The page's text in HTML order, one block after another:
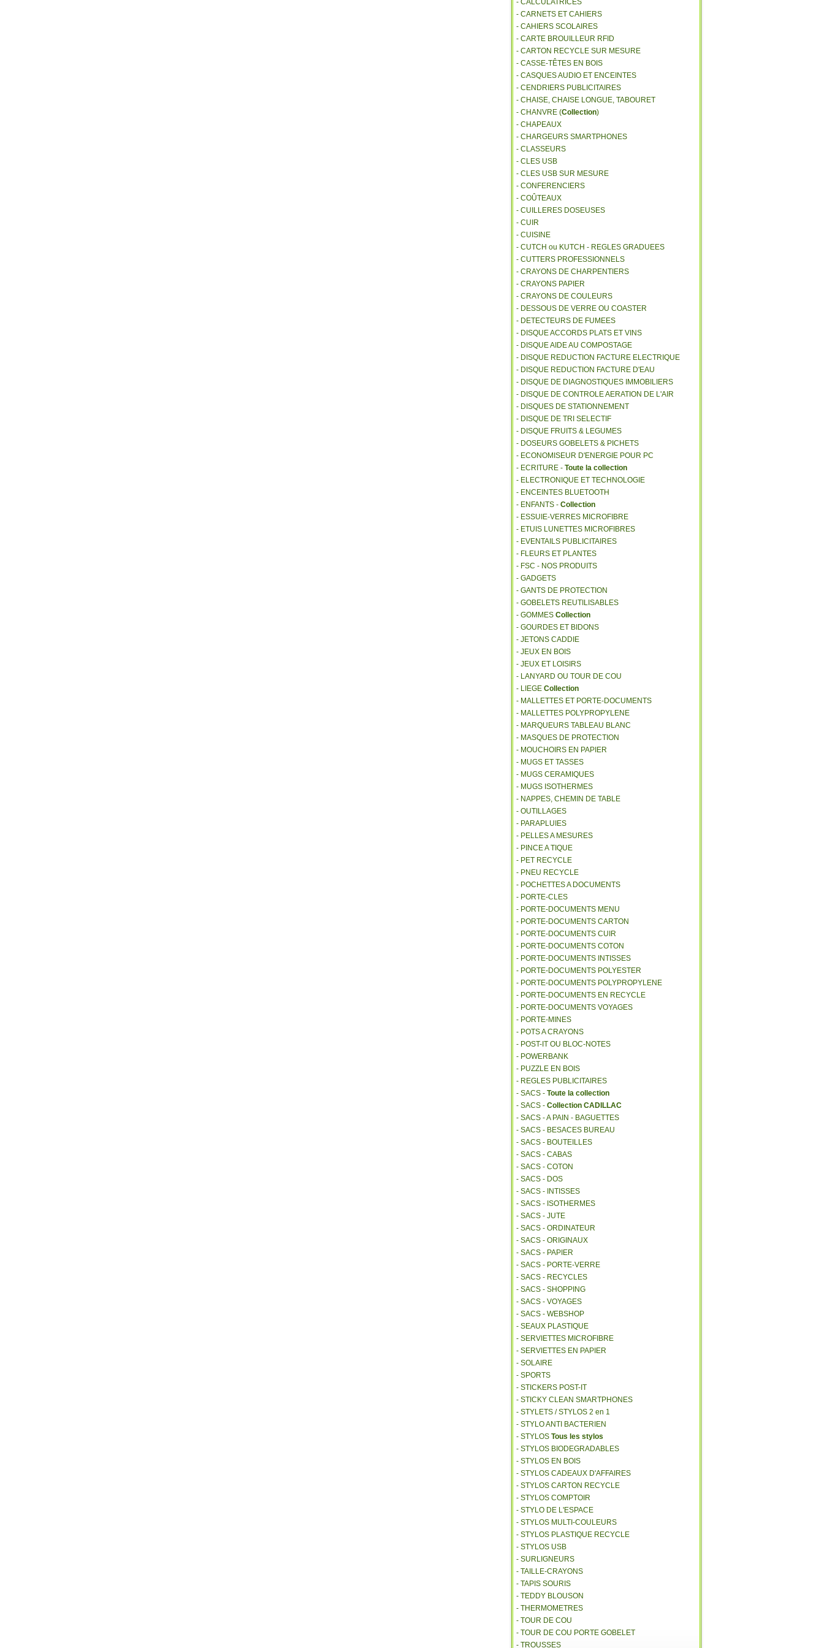
- CALCULATRICES
- CARNETS ET CAHIERS
- CAHIERS SCOLAIRES
- CARTE BROUILLEUR RFID
- CARTON RECYCLE SUR MESURE
- CASSE-TÊTES EN BOIS
- CASQUES AUDIO ET ENCEINTES
- CENDRIERS PUBLICITAIRES
- CHAISE, CHAISE LONGUE, TABOURET
- CHANVRE (Collection)
- CHAPEAUX
- CHARGEURS SMARTPHONES
- CLASSEURS
- CLES USB
- CLES USB SUR MESURE
- CONFERENCIERS
- COÛTEAUX
- CUILLERES DOSEUSES
- CUIR
- CUISINE
- CUTCH ou KUTCH - REGLES GRADUEES
- CUTTERS PROFESSIONNELS
- CRAYONS DE CHARPENTIERS
- CRAYONS PAPIER
- CRAYONS DE COULEURS
- DESSOUS DE VERRE OU COASTER
- DETECTEURS DE FUMEES
- DISQUE ACCORDS PLATS ET VINS
- DISQUE AIDE AU COMPOSTAGE
- DISQUE REDUCTION FACTURE ELECTRIQUE
- DISQUE REDUCTION FACTURE D'EAU
- DISQUE DE DIAGNOSTIQUES IMMOBILIERS
- DISQUE DE CONTROLE AERATION DE L'AIR
- DISQUES DE STATIONNEMENT
- DISQUE DE TRI SELECTIF
- DISQUE FRUITS & LEGUMES
- DOSEURS GOBELETS & PICHETS
- ECONOMISEUR D'ENERGIE POUR PC
- ECRITURE - Toute la collection
- ELECTRONIQUE ET TECHNOLOGIE
- ENCEINTES BLUETOOTH
- ENFANTS - Collection
- ESSUIE-VERRES MICROFIBRE
- ETUIS LUNETTES MICROFIBRES
- EVENTAILS PUBLICITAIRES
- FLEURS ET PLANTES
- FSC - NOS PRODUITS
- GADGETS
- GANTS DE PROTECTION
- GOBELETS REUTILISABLES
- GOMMES Collection
- GOURDES ET BIDONS
- JETONS CADDIE
- JEUX EN BOIS
- JEUX ET LOISIRS
- LANYARD OU TOUR DE COU
- LIEGE Collection
- MALLETTES ET PORTE-DOCUMENTS
- MALLETTES POLYPROPYLENE
- MARQUEURS TABLEAU BLANC
- MASQUES DE PROTECTION
- MOUCHOIRS EN PAPIER
- MUGS ET TASSES
- MUGS CERAMIQUES
- MUGS ISOTHERMES
- NAPPES, CHEMIN DE TABLE
- OUTILLAGES
- PARAPLUIES
- PELLES A MESURES
- PINCE A TIQUE
- PET RECYCLE
- PNEU RECYCLE
- POCHETTES A DOCUMENTS
- PORTE-CLES
- PORTE-DOCUMENTS MENU
- PORTE-DOCUMENTS CARTON
- PORTE-DOCUMENTS CUIR
- PORTE-DOCUMENTS COTON
- PORTE-DOCUMENTS INTISSES
- PORTE-DOCUMENTS POLYESTER
- PORTE-DOCUMENTS POLYPROPYLENE
- PORTE-DOCUMENTS EN RECYCLE
- PORTE-DOCUMENTS VOYAGES
- PORTE-MINES
- POTS A CRAYONS
- POST-IT OU BLOC-NOTES
- POWERBANK
- PUZZLE EN BOIS
- REGLES PUBLICITAIRES
- SACS - Toute la collection
- SACS - Collection CADILLAC
- SACS - A PAIN - BAGUETTES
- SACS - BESACES BUREAU
- SACS - BOUTEILLES
- SACS - CABAS
- SACS - COTON
- SACS - DOS
- SACS - INTISSES
- SACS - ISOTHERMES
- SACS - JUTE
- SACS - ORDINATEUR
- SACS - ORIGINAUX
- SACS - PAPIER
- SACS - PORTE-VERRE
- SACS - RECYCLES
- SACS - SHOPPING
- SACS - VOYAGES
- SACS - WEBSHOP
- SEAUX PLASTIQUE
- SERVIETTES MICROFIBRE
- SERVIETTES EN PAPIER
- SOLAIRE
- SPORTS
- STICKERS POST-IT
- STICKY CLEAN SMARTPHONES
- STYLETS / STYLOS 2 en 1
- STYLO ANTI BACTERIEN
- STYLOS Tous les stylos
- STYLOS BIODEGRADABLES
- STYLOS EN BOIS
- STYLOS CADEAUX D'AFFAIRES
- STYLOS CARTON RECYCLE
- STYLOS COMPTOIR
- STYLO DE L'ESPACE
- STYLOS MULTI-COULEURS
- STYLOS PLASTIQUE RECYCLE
- STYLOS USB
- SURLIGNEURS
- TAILLE-CRAYONS
- TAPIS SOURIS
- TEDDY BLOUSON
- THERMOMETRES
- TOUR DE COU
- TOUR DE COU PORTE GOBELET
- TROUSSES